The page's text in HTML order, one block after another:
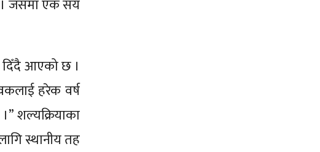
। जसमा एक सय
आएको छ ।
हरेक वर्ष
शल्यक्रियाका
स्थानीय तह